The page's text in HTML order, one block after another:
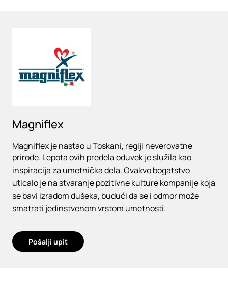
Magniflex
Magniflex je nastao u Toskani, regiji neverovatne
prirode. Lepota ovih predela oduvek je služila kao
inspiracija za umetnička dela. Ovakvo bogatstvo
uticalo je na stvaranje pozitivne kulture kompanije koja
se bavi izradom dušeka, budući da se i odmor može
smatrati jedinstvenom vrstom umetnosti.
Pošalji upit